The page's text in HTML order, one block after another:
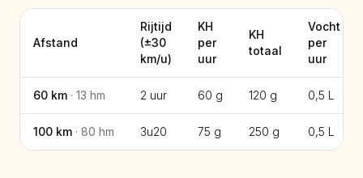
Afstand
Rijtijd
(±30
km/u)
KH
per
uur
KH
totaal
Vocht
per
uur
60 km · 13 hm 2 uur 60 g 120 g 0,5 L
100 km · 80 hm 3u20 75 g 250 g 0,5 L